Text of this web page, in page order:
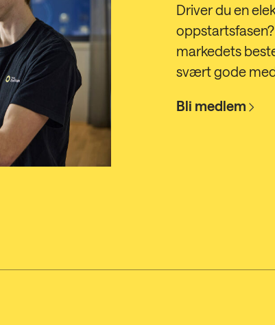
Driver du en
oppstartsfasen?
markedets
svært gode
Bli medlem